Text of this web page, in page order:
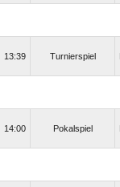
13:39 Turnierspiel
14:00 Pokalspiel